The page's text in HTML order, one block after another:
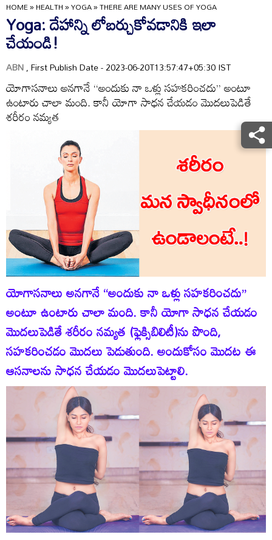
HOME»HEALTH»YOGA»THERE ARE MANY USES OF YOGA
Yoga: దేహాన్ని లోబర్చుకోవడానికి ఇలా
చేయండి!
ABN, First Publish Date - 2023-06-20T13:57:47+05:30 IST
యోగాసనాలు అనగానే ‘‘అందుకు నా ఒళ్లు సహకరించదు’’ అంటూ
ఉంటారు చాలా మంది. కానీ యోగా సాధన చేయడం మొదలుపెడితే
శరీరం నమ్యత
యోగాసనాలు అనగానే ‘‘అందుకు నా ఒళ్లు సహకరించదు’’
అంటూ ఉంటారు చాలా మంది. కానీ యోగా సాధన చేయడం
మొదలుపెడితే శరీరం నమ్యత (ఫ్లెక్సిబిలిటీ)ను పొంది,
సహకరించడం మొదలు పెడుతుంది. అందుకోసం మొదట ఈ
ఆసనాలను సాధన చేయడం మొదలుపెట్టాలి.